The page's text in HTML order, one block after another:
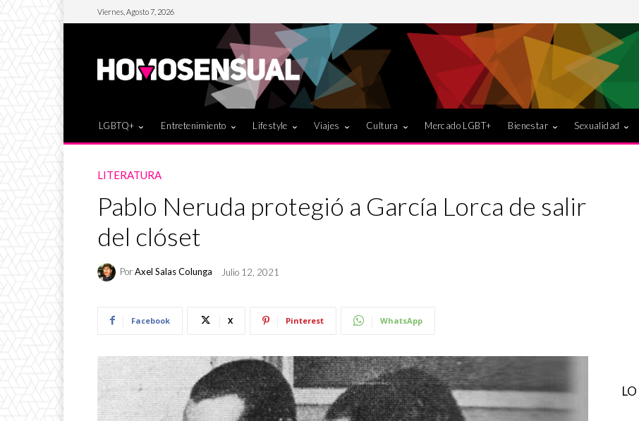
Viernes, Agosto 7, 2026
LGBTQ+ Entretenimiento Lifestyle Viajes Cultura Mercado LGBT+ Bienestar Sexualidad
LITERATURA
Pablo Neruda protegió a García Lorca de salir
del clóset
PorAxel Salas Colunga Julio 12, 2021
Facebook X Pinterest WhatsApp